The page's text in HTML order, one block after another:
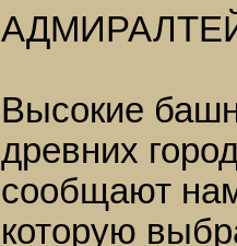
Высокие
древних
сообщают
которую